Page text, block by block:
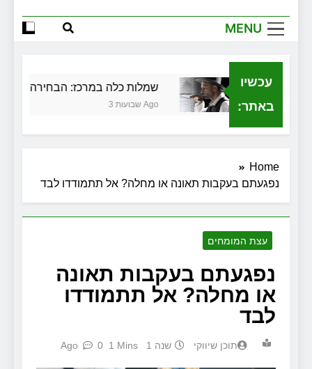
שירותי הקריינות המקצועיים של ויקטוריה
זכויות שמתחילות בעיר: מי מגן עליכם מול
המוסד והביטוחים בירושלים
MENU
עכשיו
באתר:
שמלות כלה במרכז: הבחירה הנכונה
3 שבועות Ago
בגירושין
Home
נפגעתם בעקבות תאונה או מחלה? אל תתמודדו לבד
עצת המומחים
נפגעתם בעקבות תאונה
או מחלה? אל תתמודדו
לבד
תוכן שיווקי שנה 1 Ago 0 1 Mins